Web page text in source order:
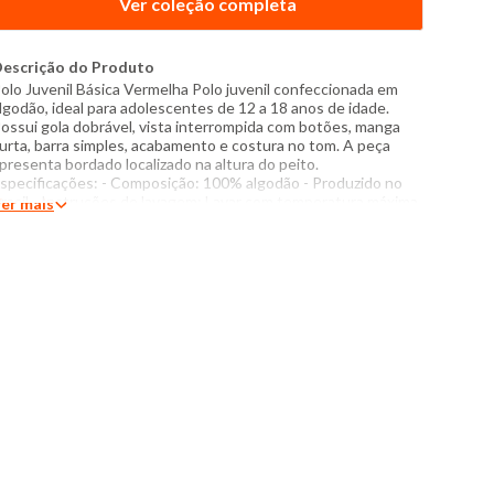
do Produto
Juvenil Básica Vermelha Polo juvenil confeccionada em
ideal para adolescentes de 12 a 18 anos de idade.
gola dobrável, vista interrompida com botões, manga
barra simples, acabamento e costura no tom. A peça
bordado localizado na altura do peito.
- Composição: 100% algodão - Produzido no
- Instruções de lavagem: Lavar com temperatura máxima
mais